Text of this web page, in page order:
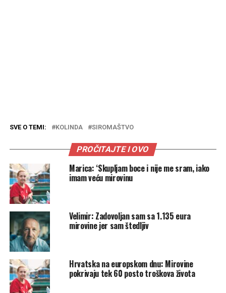
SVE O TEMI: KOLINDA SIROMAŠTVO
PROČITAJTE I OVO
Marica: ‘Skupljam boce i nije me sram, iako
imam veću mirovinu
Velimir: Zadovoljan sam sa 1.135 eura
mirovine jer sam štedljiv
Hrvatska na europskom dnu: Mirovine
pokrivaju tek 60 posto troškova života